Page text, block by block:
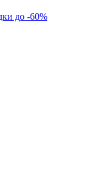
до -60%